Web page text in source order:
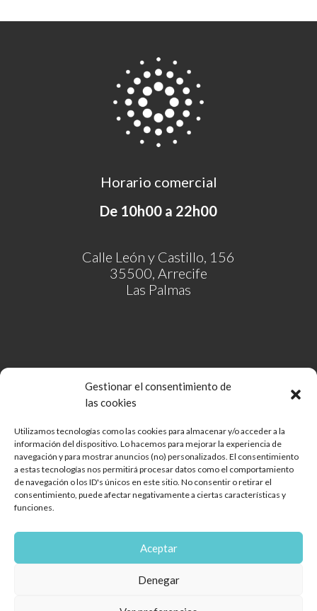
Gestionar el consentimiento de
las cookies
Utilizamos tecnologías como las cookies para almacenar y/o acceder a la
información del dispositivo. Lo hacemos para mejorar la experiencia de
navegación y para mostrar anuncios (no) personalizados. El consentimiento
a estas tecnologías nos permitirá procesar datos como el comportamiento
de navegación o los ID's únicos en este sitio. No consentir o retirar el
consentimiento, puede afectar negativamente a ciertas características y
funciones.
Aceptar
Denegar
Horario comercial
De 10h00 a 22h00
Calle León y Castillo, 156
35500, Arrecife
Las Palmas
Comunidad de Bienes Open Mall Lanzarote CB
Aviso legal
Política de cookies
Protección de Datos
Diseño web